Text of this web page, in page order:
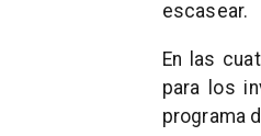
escasear.
En las
para los
programa